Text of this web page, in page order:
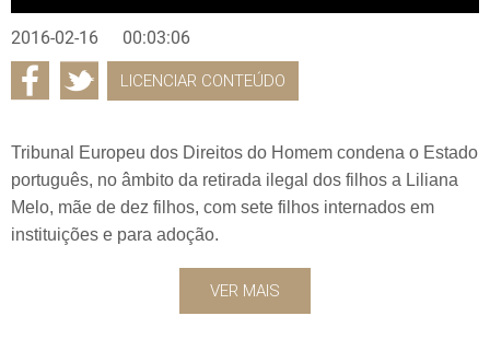
2016-02-16 00:03:06
LICENCIAR CONTEÚDO
Tribunal Europeu dos Direitos do Homem condena o Estado
português, no âmbito da retirada ilegal dos filhos a Liliana
Melo, mãe de dez filhos, com sete filhos internados em
instituições e para adoção.
VER MAIS